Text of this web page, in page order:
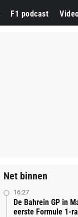
F1 podcast
Net binnen
16:27
De Bahrein GP in
eerste Formule 1-